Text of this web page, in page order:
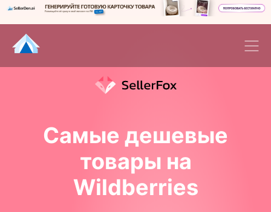
Самые дешевые
товары на
Wildberries